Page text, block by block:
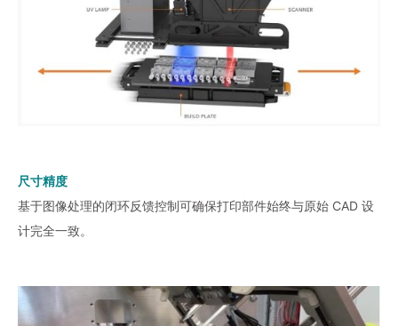
尺寸精度
基于图像处理的闭环反馈控制可确保打印部件始终与原始 CAD 设
计完全一致。